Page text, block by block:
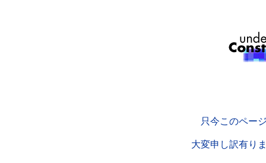
只今このペー
大変申し訳有り